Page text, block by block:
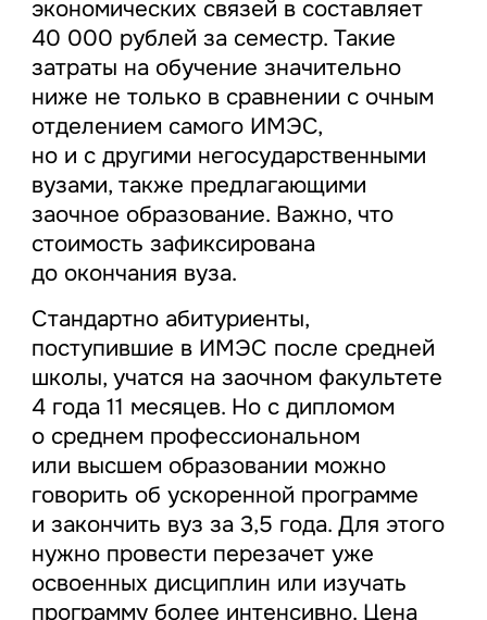
экономических связей в составляет
40 000 рублей за семестр. Такие
затраты на обучение значительно
ниже не только в сравнении с очным
отделением самого ИМЭС,
но и с другими негосударственными
вузами, также предлагающими
заочное образование. Важно, что
стоимость зафиксирована
до окончания вуза.
Стандартно абитуриенты,
поступившие в ИМЭС после средней
школы, учатся на заочном факультете
4 года 11 месяцев. Но с дипломом
о среднем профессиональном
или высшем образовании можно
говорить об ускоренной программе
и закончить вуз за 3,5 года. Для этого
нужно провести перезачет уже
освоенных дисциплин или изучать
программу более интенсивно. Цена